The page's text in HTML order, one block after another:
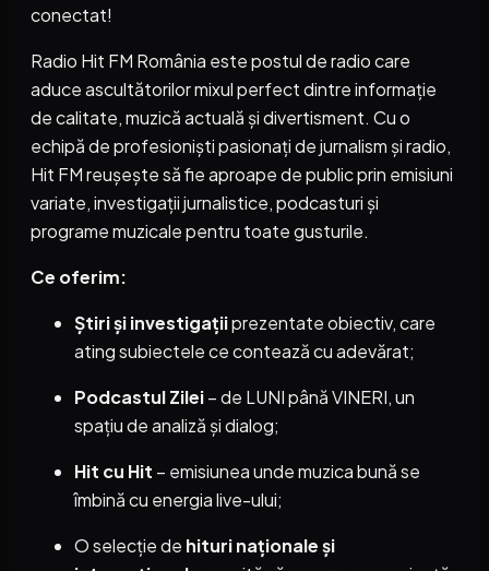
conectat!
Radio Hit FM România este postul de radio care
aduce ascultătorilor mixul perfect dintre informație
de calitate, muzică actuală și divertisment. Cu o
echipă de profesioniști pasionați de jurnalism și radio,
Hit FM reușește să fie aproape de public prin emisiuni
variate, investigații jurnalistice, podcasturi și
programe muzicale pentru toate gusturile.
Ce oferim:
Știri și investigațiiprezentate obiectiv, care
ating subiectele ce contează cu adevărat;
Podcastul Zilei– de LUNI până VINERI, un
spațiu de analiză și dialog;
Hit cu Hit – emisiunea unde muzica bună se
îmbină cu energia live-ului;
O selecție de hituri naționale și